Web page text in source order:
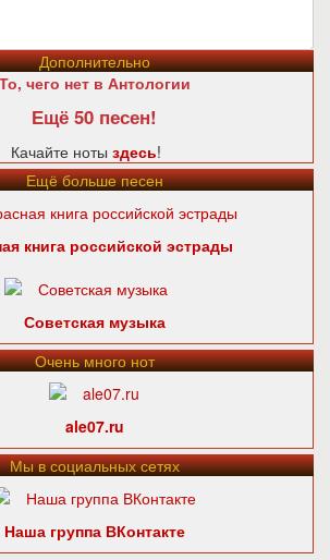
Дополнительно
То, чего нет в Антологии
Ещё 50 песен!
Качайте ноты здесь!
Ещё больше песен
книга российской эстрады
Советская музыка
Очень много нот
ale07.ru
Мы в социальных сетях
Наша группа ВКонтакте